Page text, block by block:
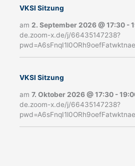
VKSI Sitzung
am 2. September 2026@17:30 -
de.zoom-x.de/j/66435147238?
VKSI Sitzung
am7. Oktober 2026@17:30 -
de.zoom-x.de/j/66435147238?